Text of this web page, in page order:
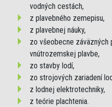
vodných cestách,
z plavebného zemepisu,
z plavebnej náuky,
zo všeobecne záväzných
vnútrozemskej plavbe,
zo stavby lodí,
zo strojových zariadení
z lodnej elektrotechniky,
z teórie plachtenia.